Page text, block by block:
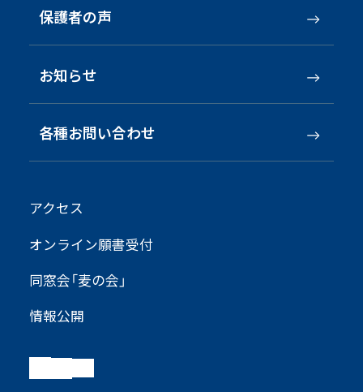
保護者の声
お知らせ
各種お問い合わせ
アクセス
オンライン願書受付
同窓会「麦の会」
情報公開